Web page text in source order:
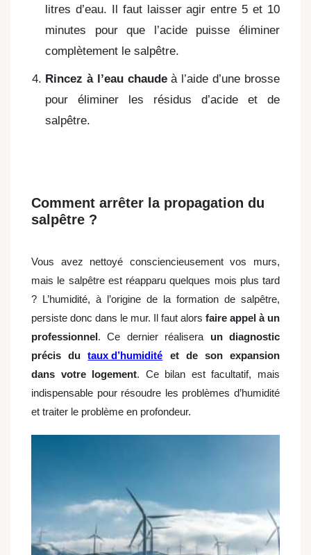
litres d’eau. Il faut laisser agir entre 5 et 10
minutes pour que l’acide puisse éliminer
complètement le salpêtre.
Rincez à l’eau chaudeà l’aide d’une brosse
pour éliminer les résidus d’acide et de
salpêtre.
Comment arrêter la propagation du
salpêtre ?
Vous avez nettoyé consciencieusement vos murs,
mais le salpêtre est réapparu quelques mois plus tard
? L’humidité, à l’origine de la formation de salpêtre,
persiste donc dans le mur. Il faut alors faire appel à un
professionnel. Ce dernier réalisera un diagnostic
précis dutaux d’humidité et de son expansion
dans votre logement. Ce bilan est facultatif, mais
indispensable pour résoudre les problèmes d’humidité
et traiter le problème en profondeur.